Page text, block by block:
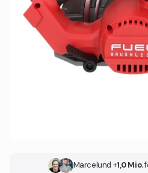
Marcelund +1,0 Mio.